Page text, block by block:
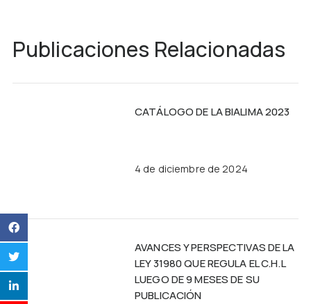
Publicaciones Relacionadas
CATÁLOGO DE LA BIALIMA 2023
4 de diciembre de 2024
AVANCES Y PERSPECTIVAS DE LA
LEY 31980 QUE REGULA EL C.H.L
LUEGO DE 9 MESES DE SU
PUBLICACIÓN